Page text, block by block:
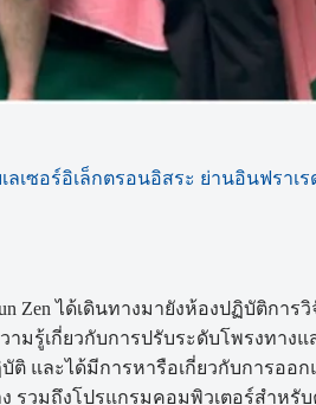
เซอร์อิเล็กตรอนอิสระ ย่านอินฟราเร
Zen ได้เดินทางมายังห้องปฏิบัติการ
มรู้เกี่ยวกับการปรับระดับโพรงทางแ
ติ และได้มีการหารือเกี่ยวกับการอ
ง รวมถึงโปรแกรมคอมพิวเตอร์สำห